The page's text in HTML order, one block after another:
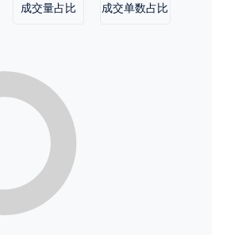
成交量占比 成交单数占比